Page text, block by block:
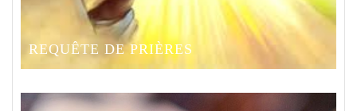
REQUÊTE DE PRIÈRES